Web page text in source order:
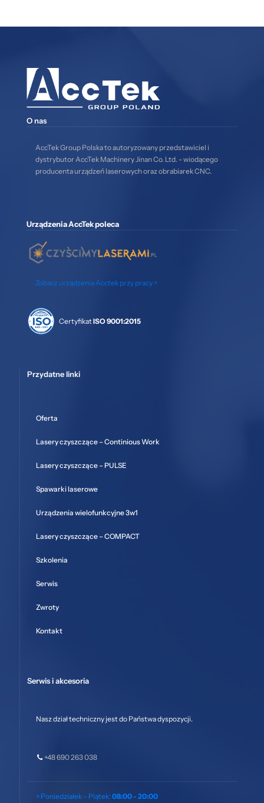
O nas
AccTek Group Polska to autoryzowany przedstawiciel i
dystrybutor AccTek Machinery Jinan Co. Ltd. - wiodącego
producenta urządzeń laserowych oraz obrabiarek CNC.
Urządzenia AccTek poleca
Zobacz urządzenia Acctek przy pracy >
CertyfikatISO 9001:2015
Przydatne linki
Oferta
Lasery czyszczące – Continious Work
Lasery czyszczące – PULSE
Spawarki laserowe
Urządzenia wielofunkcyjne 3w1
Lasery czyszczące – COMPACT
Szkolenia
Serwis
Zwroty
Kontakt
Serwis i akcesoria
Nasz dział techniczny jest do Państwa dyspozycji.
+48 690 263 038
> Poniedziałek – Piątek: 08:00 - 20:00